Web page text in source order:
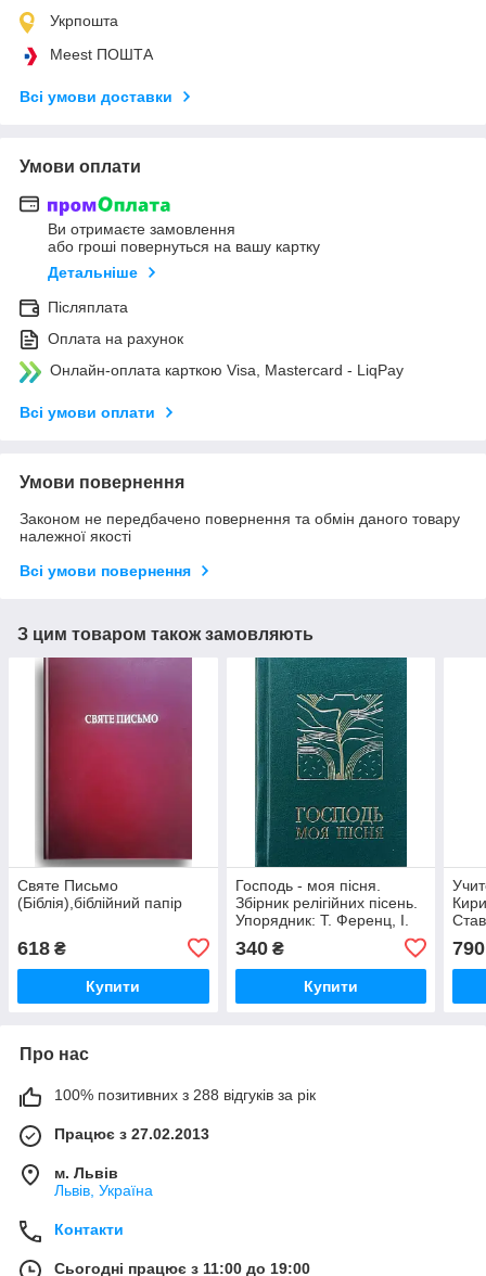
Укрпошта
Meest ПОШТА
Всі умови доставки
Умови оплати
Ви отримаєте замовлення
або гроші повернуться на вашу картку
Детальніше
Післяплата
Оплата на рахунок
Онлайн-оплата карткою Visa, Mastercard - LiqPay
Всі умови оплати
Умови повернення
Законом не передбачено повернення та обмін даного товару
належної якості
Всі умови повернення
З цим товаром також замовляють
Святе Письмо
(Біблія),біблійний папір
618 ₴
Купити
Господь - моя пісня.
Збірник релігійних пісень.
Упорядник: Т. Ференц, І.
340₴
Купити
790
Про нас
100% позитивних з 288 відгуків за рік
Працює з 27.02.2013
м. Львів
Львів, Україна
Контакти
Сьогодні працює з 11:00 до 19:00